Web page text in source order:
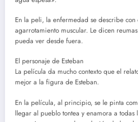
En la peli, la enfermedad se describe con
agarrotamiento muscular. Le dicen
pueda ver desde fuera.
El personaje de Esteban
La película da mucho contexto que el
mejor a la figura de Esteban.
En la película, al principio, se le pinta
llegar al pueblo tontea y enamora a todas